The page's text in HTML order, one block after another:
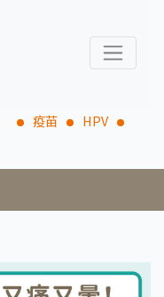
疫苗
HPV